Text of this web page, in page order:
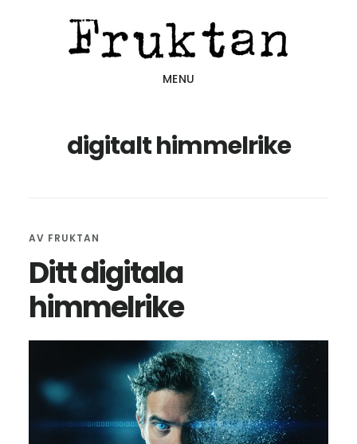
MENU
digitalt himmelrike
AV FRUKTAN
Ditt digitala
himmelrike